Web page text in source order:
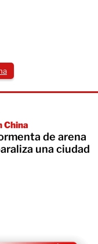
China
de arena
una ciudad